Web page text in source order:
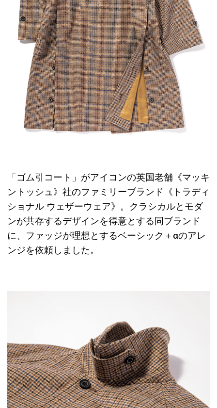
「ゴム引コート」がアイコンの英国老舗《マッキ
ントッシュ》社のファミリーブランド《トラディ
ショナル ウェザーウェア》。クラシカルとモダ
ンが共存するデザインを得意とする同ブランド
に、ファッジが理想とするベーシック＋αのアレ
ンジを依頼しました。